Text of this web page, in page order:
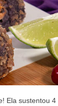
Ela sustentou